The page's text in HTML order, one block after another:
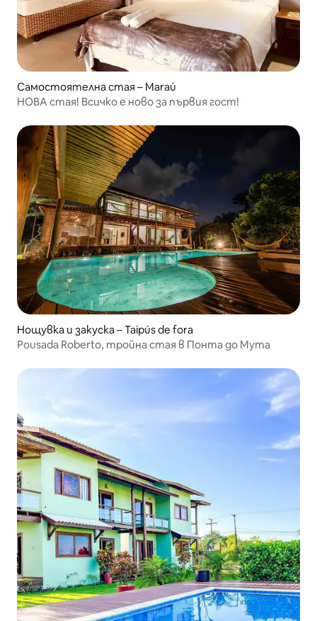
Самостоятелна стая – Maraú
НОВА стая! Всичко е ново за първия гост!
Нощувка и закуска – Taipús de fora
Pousada Roberto, тройна стая в Понта до Мута